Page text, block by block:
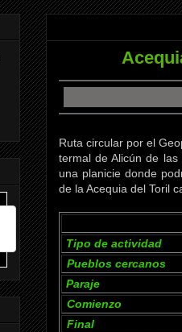
Ruta circular por el
termal de Alicún de
una planicie donde
de la Acequia del Toril
Tipo de actividad
Pueblos cercanos
Paraje
Comienzo
Final